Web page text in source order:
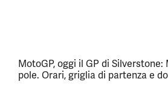
MotoGP, oggi il GP di
pole. Orari, griglia di partenza e